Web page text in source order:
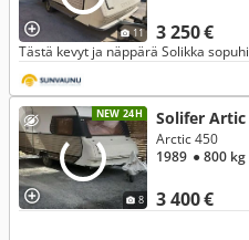
11 3 250 €
Tästä kevyt ja näppärä Solikka
NEW 24H
8
Solifer Artic
3 400 €
Arctic 450
1989 ● 800 kg